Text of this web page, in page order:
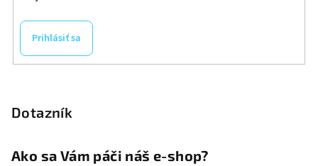
Prihlásiť sa
Dotazník
Ako sa Vám páči náš e-shop?